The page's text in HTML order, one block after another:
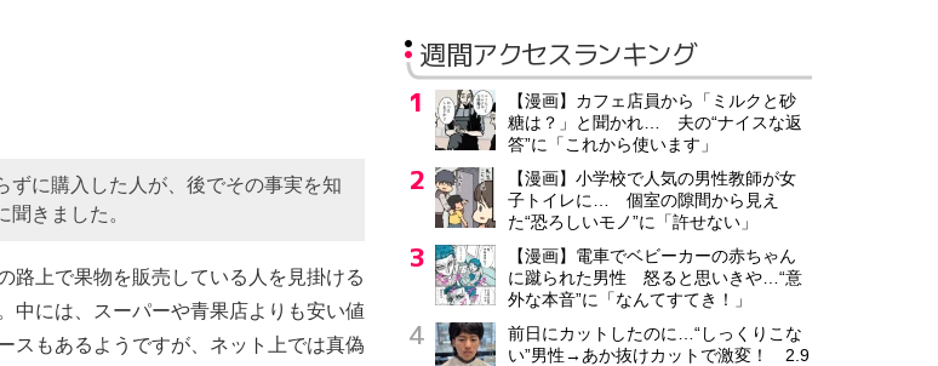
ずに購入した人が、後でその事実を知
きました。
路上で果物を販売している人を見掛ける
中には、スーパーや青果店よりも安い値
スもあるようですが、ネット上では真偽
週間アクセスランキング
【漫画】カフェ店員から「ミルクと砂
糖は？」と聞かれ… 夫の“ナイスな返
答”に「これから使います」
【漫画】小学校で人気の男性教師が女
子トイレに… 個室の隙間から見え
た“恐ろしいモノ”に「許せない」
【漫画】電車でベビーカーの赤ちゃん
に蹴られた男性 怒ると思いきや…“意
外な本音”に「なんてすてき！」
前日にカットしたのに…“しっくりこな
い”男性→あか抜けカットで激変！ 2.9